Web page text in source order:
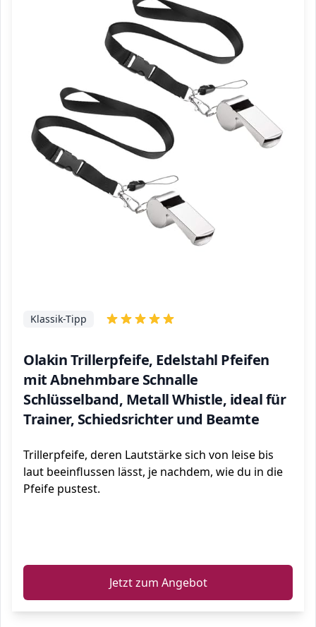
Olakin Trillerpfeife, Edelstahl Pfeifen
mit Abnehmbare Schnalle
Schlüsselband, Metall Whistle, ideal für
Trainer, Schiedsrichter und Beamte
Klassik-Tipp
Trillerpfeife, deren Lautstärke sich von leise bis
laut beeinflussen lässt, je nachdem, wie du in die
Pfeife pustest.
Jetzt zum Angebot